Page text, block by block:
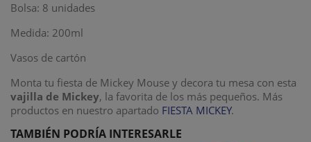
Bolsa: 8 unidades
Medida: 200ml
Vasos de cartón
Monta tu fiesta de Mickey Mouse y decora tu mesa con esta
vajilla de Mickey, la favorita de los más pequeños. Más
productos en nuestro apartado FIESTA MICKEY.
TAMBIÉN PODRÍA INTERESARLE